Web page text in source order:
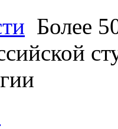
Более